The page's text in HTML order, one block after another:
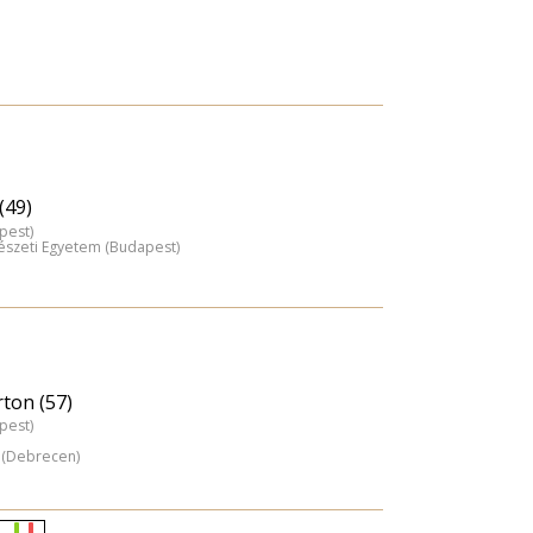
Egyetem (Budapest)
(57)